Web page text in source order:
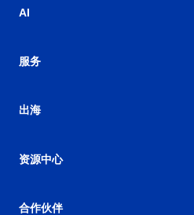
AI
服务
出海
资源中心
合作伙伴